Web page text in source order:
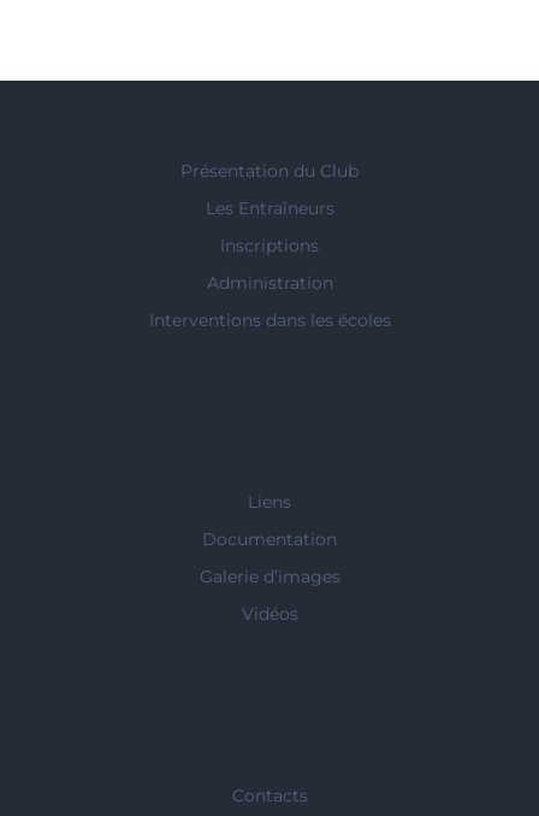
Présentation du Club
Les Entraîneurs
Inscriptions
Administration
Interventions dans les écoles
Liens
Documentation
Galerie d’images
Vidéos
Contacts